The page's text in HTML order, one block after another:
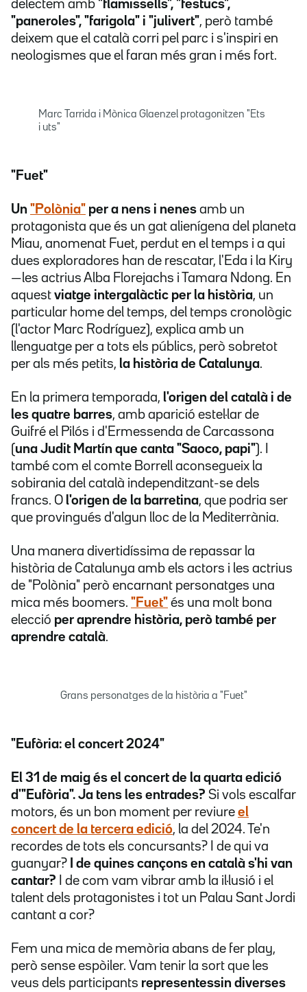
delectem amb "flamissells", "festucs",
"paneroles", "farigola" i "julivert", però també
deixem que el català corri pel parc i s'inspiri en
neologismes que el faran més gran i més fort.
Marc Tarrida i Mònica Glaenzel protagonitzen "Ets
i uts"
"Fuet"
Un "Polònia" per a nens i nenes amb un
protagonista que és un gat alienígena del planeta
Miau, anomenat Fuet, perdut en el temps i a qui
dues exploradores han de rescatar, l'Eda i la Kiry
—les actrius Alba Florejachs i Tamara Ndong. En
aquest viatge intergalàctic per la història, un
particular home del temps, del temps cronològic
(l'actor Marc Rodríguez), explica amb un
llenguatge per a tots els públics, però sobretot
per als més petits, la història de Catalunya.
En la primera temporada, l'origen del català i de
les quatre barres, amb aparició estel·lar de
Guifré el Pilós i d'Ermessenda de Carcassona
(una Judit Martín que canta "Saoco, papi"). I
també com el comte Borrell aconsegueix la
sobirania del català independitzant-se dels
francs. O l'origen de la barretina, que podria ser
que provingués d'algun lloc de la Mediterrània.
Una manera divertidíssima de repassar la
història de Catalunya amb els actors i les actrius
de "Polònia" però encarnant personatges una
mica més boomers. "Fuet" és una molt bona
elecció per aprendre història, però també per
aprendre català.
Grans personatges de la història a "Fuet"
"Eufòria: el concert 2024"
El 31 de maig és el concert de la quarta edició
d'"Eufòria". Ja tens les entrades? Si vols escalfar
motors, és un bon moment per reviure el
concert de la tercera edició, la del 2024. Te'n
recordes de tots els concursants? I de qui va
guanyar?
I de quines cançons en català s'hi van
cantar? I de com vam vibrar amb la il·lusió i el
talent dels protagonistes i tot un Palau Sant Jordi
cantant a cor?
Fem una mica de memòria abans de fer play,
però sense espòiler. Vam tenir la sort que les
veus dels participants representessin diverses